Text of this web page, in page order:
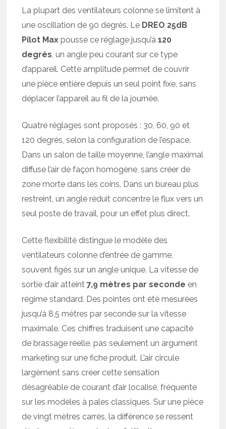
La plupart des ventilateurs colonne se limitent à
une oscillation de 90 degrés. Le DREO 25dB
Pilot Max pousse ce réglage jusqu’à120
degrés, un angle peu courant sur ce type
d’appareil. Cette amplitude permet de couvrir
une pièce entière depuis un seul point fixe, sans
déplacer l’appareil au fil de la journée.
Quatre réglages sont proposés : 30, 60, 90 et
120 degrés, selon la configuration de l’espace.
Dans un salon de taille moyenne, l’angle maximal
diffuse l’air de façon homogène, sans créer de
zone morte dans les coins. Dans un bureau plus
restreint, un angle réduit concentre le flux vers un
seul poste de travail, pour un effet plus direct.
Cette flexibilité distingue le modèle des
ventilateurs colonne d’entrée de gamme,
souvent figés sur un angle unique. La vitesse de
sortie d’air atteint7,9 mètres par seconde en
régime standard. Des pointes ont été mesurées
jusqu’à 8,5 mètres par seconde sur la vitesse
maximale. Ces chiffres traduisent une capacité
de brassage réelle, pas seulement un argument
marketing sur une fiche produit. L’air circule
largement sans créer cette sensation
désagréable de courant d’air localisé, fréquente
sur les modèles à pales classiques. Sur une pièce
de vingt mètres carrés, la différence se ressent